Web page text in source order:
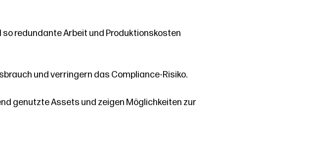
redundante Arbeit und Produktionskosten
und verringern das Compliance-Risiko.
genutzte Assets und zeigen Möglichkeiten zur